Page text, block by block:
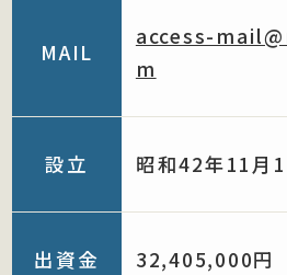
MAIL
access-
m
設立 昭和42年11月
出資金 32,405,000円